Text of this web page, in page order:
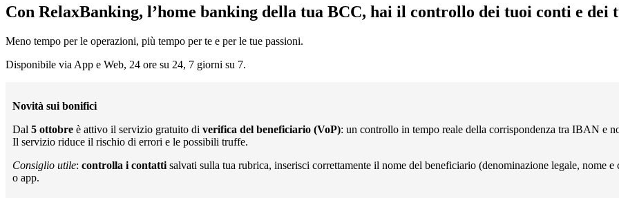
Con RelaxBanking, l’home banking della tua BCC, hai il controllo dei tuoi conti e
Meno tempo per le operazioni, più tempo per te e per le tue passioni.
Disponibile via App e Web, 24 ore su 24, 7 giorni su 7.
Novità sui bonifici
Dal 5 ottobre è attivo il servizio gratuito di verifica del beneficiario (VoP): un controllo in tempo reale della corrispondenza tra IBAN e
Il servizio riduce il rischio di errori e le possibili truffe.
Consiglio utile: controlla i contatti salvati sulla tua rubrica, inserisci correttamente il nome del beneficiario (denominazione legale, nome
o app.